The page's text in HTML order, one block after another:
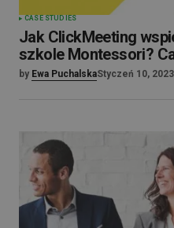
CASE STUDIES
Jak ClickMeeting
szkole Montessori?
by Ewa PuchalskaStyczeń 10, 2023